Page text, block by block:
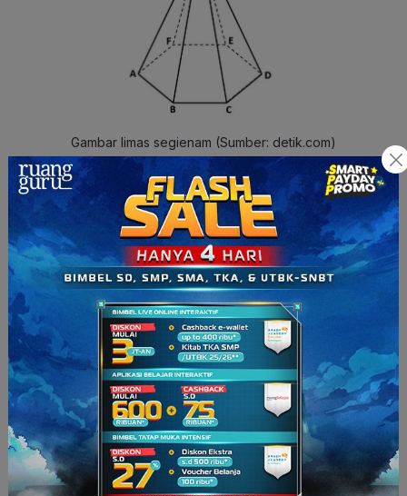
Gambar limas segienam (Sumber: detik.com)
Limas Segi-n
Selain yang sudah disebutkan di atas, ada juga jenis limas
segi-n. Contohnya limas segi-7, limas segi-8, limas segi-9,
limas segi-10, dan seterusnya.